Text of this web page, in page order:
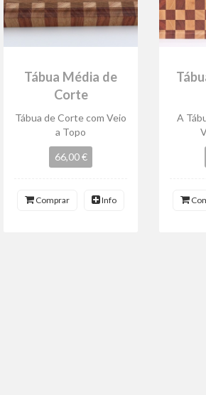
Tábua Média de
Corte
Tábua de Corte com Veio
a Topo
66,00 €
Comprar Info
A